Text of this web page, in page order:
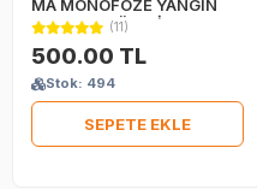
MA MONOFOZE YANGIN
KORUMA RÖLESİ
(11)
500.00 TL
Stok: 494
SEPETE EKLE